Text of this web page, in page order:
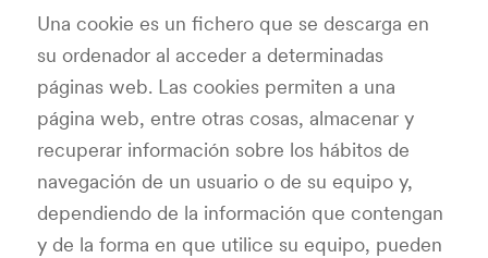
Una cookie es un fichero que se descarga en
su ordenador al acceder a determinadas
páginas web. Las cookies permiten a una
página web, entre otras cosas, almacenar y
recuperar información sobre los hábitos de
navegación de un usuario o de su equipo y,
dependiendo de la información que contengan
y de la forma en que utilice su equipo, pueden